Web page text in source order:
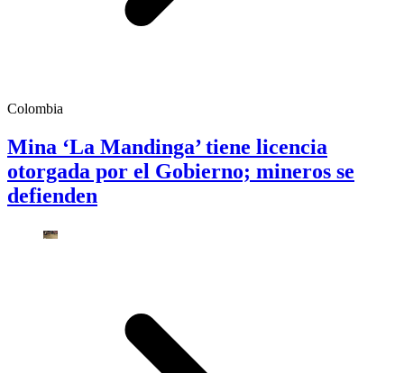
Colombia
Mina ‘La Mandinga’ tiene licencia
otorgada por el Gobierno; mineros se
defienden